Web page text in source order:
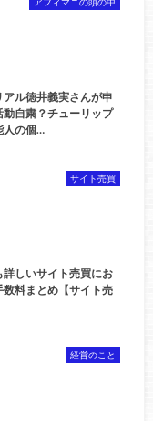
アル徳井義実さんが申
動自粛？チューリップ
人の個…
サイト売買
詳しいサイト売買にお
数料まとめ【サイト売
経営のこと